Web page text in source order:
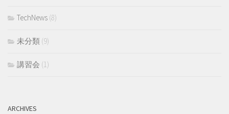
TechNews (8)
未分類 (9)
講習会 (1)
ARCHIVES